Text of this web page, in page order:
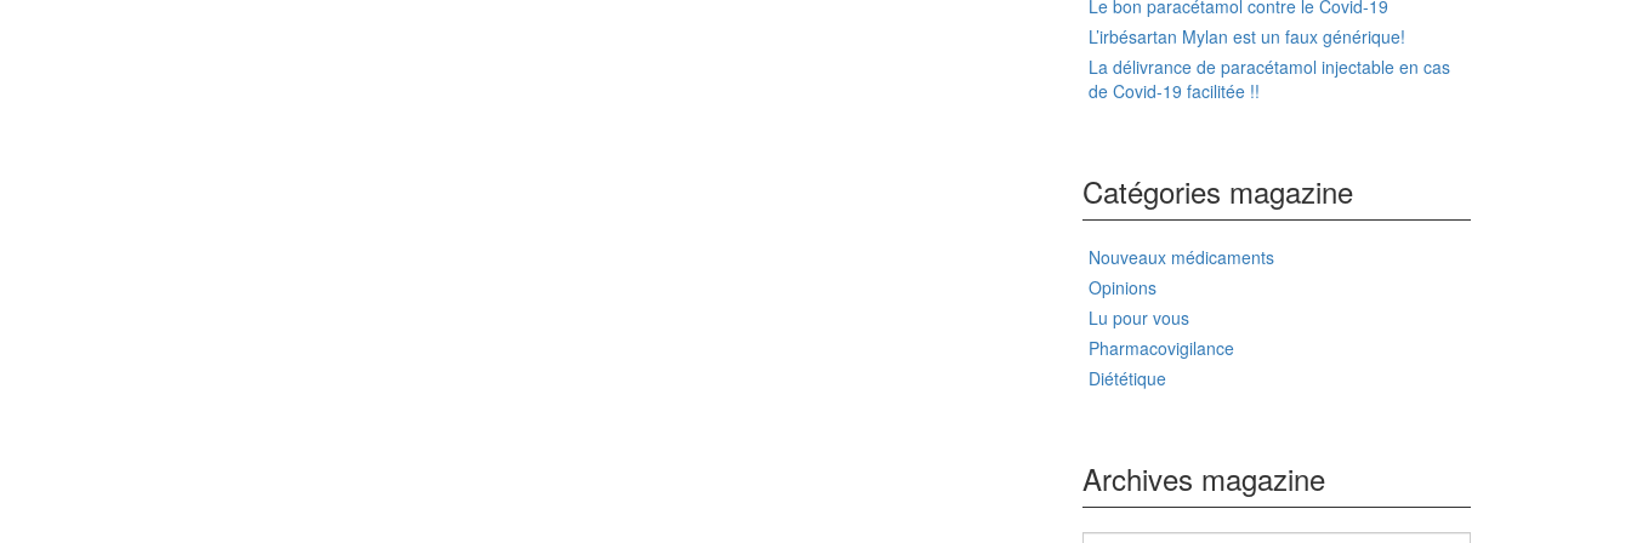
Le bon paracétamol contre le Covid-19
L’irbésartan Mylan est un faux générique!
La délivrance de paracétamol injectable en cas
de Covid-19 facilitée !!
Catégories magazine
Nouveaux médicaments
Opinions
Lu pour vous
Pharmacovigilance
Diététique
Archives magazine